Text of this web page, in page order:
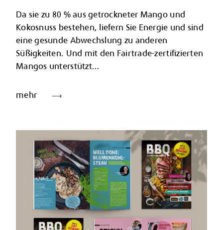
Da sie zu 80 % aus getrockneter Mango und
Kokosnuss bestehen, liefern Sie Energie und sind
eine gesunde Abwechslung zu anderen
Süßigkeiten. Und mit den Fairtrade-zertifizierten
Mangos unterstützt...
mehr